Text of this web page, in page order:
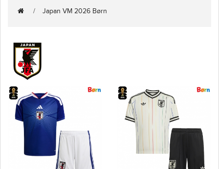
Japan VM 2026 Børn